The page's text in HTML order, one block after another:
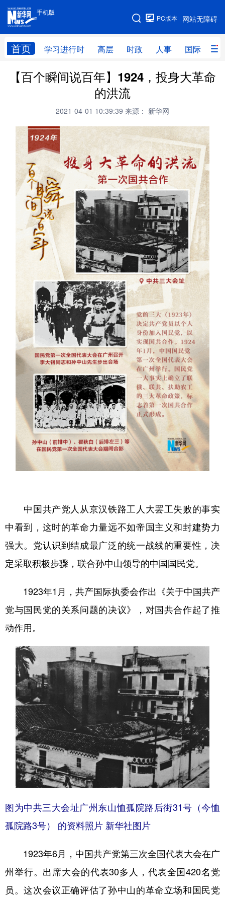
手机版
网站无障碍
PC版本
首页 学习进行时 高层 时政 人事 国际 财
手机版
网站地图
学习进行时 高层 时政 人事
全球连线
科技 科创 量子 体育
文化 书画 健康 军事
访谈 视频 图片 政务
法律 中央文件 金融 汽车
食品 人居 信息化 数字经济
学术中国 乡村振兴 银龄 溯源中国
旅游 能源 会展
彩票 娱乐 时尚 悦读
公益 一带一路 亚太网 上市公司
文化产业
地方频道
北京 天津 河北 山西
辽宁 吉林 上海 江苏
浙江 安徽 福建 江西
山东 河南 湖北 湖南
陕西 甘肃 青海 宁夏
Español Français عربى
【百个瞬间说百年】1924，投身大革命
的洪流
2021-04-01 10:39:39 来源： 新华网
中国共产党人从京汉铁路工人大罢工失败的事实
中看到，这时的革命力量远不如帝国主义和封建势力
强大。党认识到结成最广泛的统一战线的重要性，决
定采取积极步骤，联合孙中山领导的中国国民党。
1923年1月，共产国际执委会作出《关于中国共产
党与国民党的关系问题的决议》，对国共合作起了推
动作用。
图为中共三大会址广州东山恤孤院路后街31号（今恤
孤院路3号） 的资料照片 新华社图片
1923年6月，中国共产党第三次全国代表大会在广
州举行。出席大会的代表30多人，代表全国420名党
员。这次会议正确评估了孙中山的革命立场和国民党